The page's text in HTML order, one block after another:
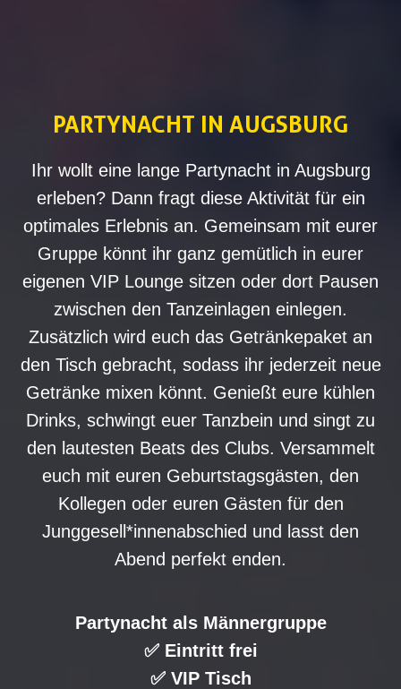
PARTYNACHT IN AUGSBURG
Ihr wollt eine lange Partynacht in Augsburg
erleben? Dann fragt diese Aktivität für ein
optimales Erlebnis an. Gemeinsam mit eurer
Gruppe könnt ihr ganz gemütlich in eurer
eigenen VIP Lounge sitzen oder dort Pausen
zwischen den Tanzeinlagen einlegen.
Zusätzlich wird euch das Getränkepaket an
den Tisch gebracht, sodass ihr jederzeit neue
Getränke mixen könnt. Genießt eure kühlen
Drinks, schwingt euer Tanzbein und singt zu
den lautesten Beats des Clubs. Versammelt
euch mit euren Geburtstagsgästen, den
Kollegen oder euren Gästen für den
Junggesell*innenabschied und lasst den
Abend perfekt enden.
Partynacht als Männergruppe
✅ Eintritt frei
✅ VIP Tisch